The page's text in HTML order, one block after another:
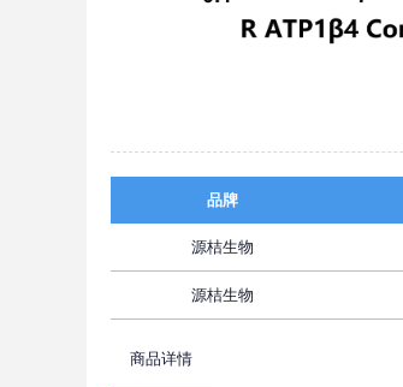
品牌
源桔生物
源桔生物
商品详情